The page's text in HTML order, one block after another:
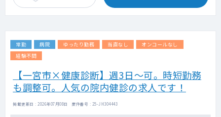
常勤 病院 ゆったり勤務 当直なし
オンコールなし
経験不問
【一宮市×健康診断】週3日～可。時短勤務
も調整可。人気の院内健診の求人です！
掲載更新日 : 2026年07月08日 案件番号 : 25-JH304443